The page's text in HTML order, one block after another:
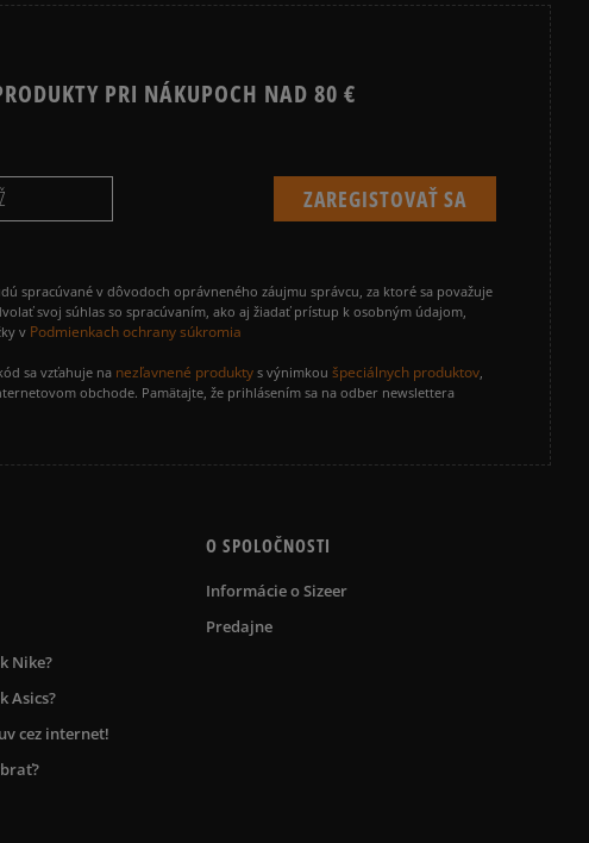
1 0%
Recenzie zákazníkov
Vymazať Hľadať
PRI NÁKUPOCH NAD 80 €
spracúvané v dôvodoch oprávneného záujmu správcu, za ktoré sa považuje
svoj súhlas so spracúvaním, ako aj žiadať prístup k osobným údajom,
v Podmienkach ochrany súkromia
sa vzťahuje na nezľavnené produkty s výnimkou špeciálnych produktov
obchode. Pamätajte, že prihlásením sa na odber newslettera
Nike?
Asics?
cez internet!
O SPOLOČNOSTI
Informácie o Sizeer
Predajne